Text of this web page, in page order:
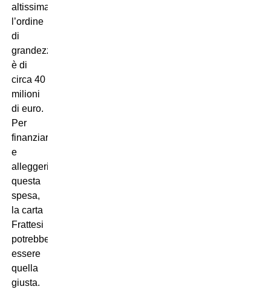
altissima:
l’ordine
di
grandezza
è di
circa 40
milioni
di euro.
Per
finanziare
e
alleggerire
questa
spesa,
la carta
Frattesi
potrebbe
essere
quella
giusta.